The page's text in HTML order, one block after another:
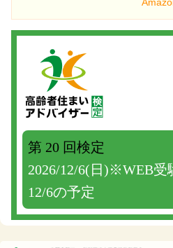
第 20 回検定
2026/12/6(日)※WEB受
12/6の予定